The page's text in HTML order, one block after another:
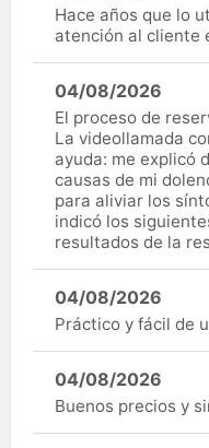
Hace años que lo
atención al cliente
04/08/2026
El proceso de
La videollamada
ayuda: me explicó
causas de mi
para aliviar los
indicó los
resultados de la
04/08/2026
Práctico y fácil de
04/08/2026
Buenos precios y